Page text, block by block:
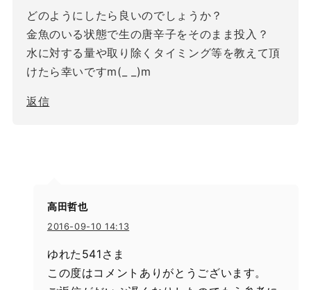
どのようにしたら良いのでしょうか？
金魚のいる状態で生の唐辛子をそのまま投入？
水に対する量や取り除くタイミング等を教えて頂
けたら幸いですm(_ _)m
返信
高田哲也
2016-09-10 14:13
ゆれた541さま
この度はコメントありがとうございます。